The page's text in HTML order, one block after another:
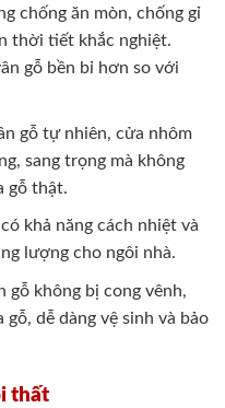
chống ăn mòn, chống gỉ
thời tiết khắc nghiệt.
gỗ bền bỉ hơn so với
gỗ tự nhiên, cửa nhôm
sang trọng mà không
gỗ thật.
khả năng cách nhiệt và
lượng cho ngôi nhà.
gỗ không bị cong vênh,
dễ dàng vệ sinh và bảo
thất